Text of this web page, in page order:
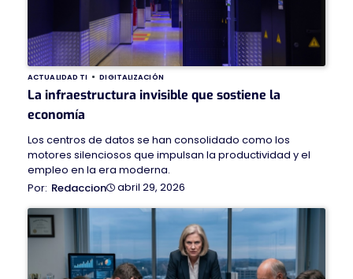
ACTUALIDAD TI DIGITALIZACIÓN
La infraestructura invisible que sostiene la
economía
Los centros de datos se han consolidado como los
motores silenciosos que impulsan la productividad y el
empleo en la era moderna.
Redaccion
abril 29, 2026